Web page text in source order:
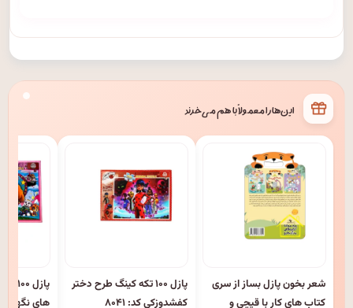
این‌ها را معمولاً با هم می‌خرند
شعر بخون پازل بساز از سری
کتاب های کار با قیچی و
پازل ۱۰۰ تکه کینگ طرح دختر
کفشدوزکی کد: ۸۰۴۱
های